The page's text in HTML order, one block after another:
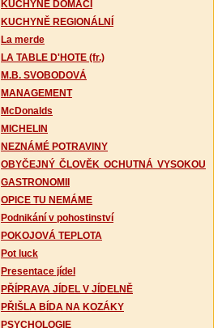
KUCHYNĚ DOMACÍ
KUCHYNĚ REGIONÁLNÍ
La merde
LA TABLE D'HOTE (fr.)
M.B. SVOBODOVÁ
MANAGEMENT
McDonalds
MICHELIN
NEZNÁMÉ POTRAVINY
OBYČEJNÝ ČLOVĚK OCHUTNÁ VYSOKOU
GASTRONOMII
OPICE TU NEMÁME
Podnikání v pohostinství
POKOJOVÁ TEPLOTA
Pot luck
Presentace jídel
PŘÍPRAVA JÍDEL V JÍDELNĚ
PŘIŠLA BÍDA NA KOZÁKY
PSYCHOLOGIE